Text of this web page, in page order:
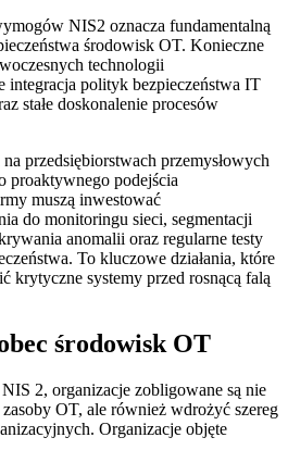
NIS2 oznacza fundamentalną
środowisk OT. Konieczne
technologii
integracja polityk bezpieczeństwa IT
stałe doskonalenie procesów
przedsiębiorstwach przemysłowych
proaktywnego podejścia
muszą inwestować
do monitoringu sieci, segmentacji
anomalii oraz regularne testy
To kluczowe działania, które
krytyczne systemy przed rosnącą falą
środowisk OT
2, organizacje zobligowane są nie
OT, ale również wdrożyć szereg
Organizacje objęte